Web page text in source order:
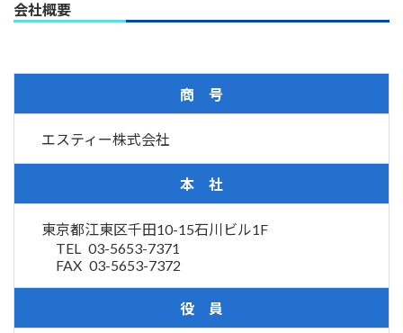
会社概要
商 号
エスティー株式会社
本 社
東京都江東区千田10-15石川ビル1F
TEL 03-5653-7371
FAX 03-5653-7372
役 員